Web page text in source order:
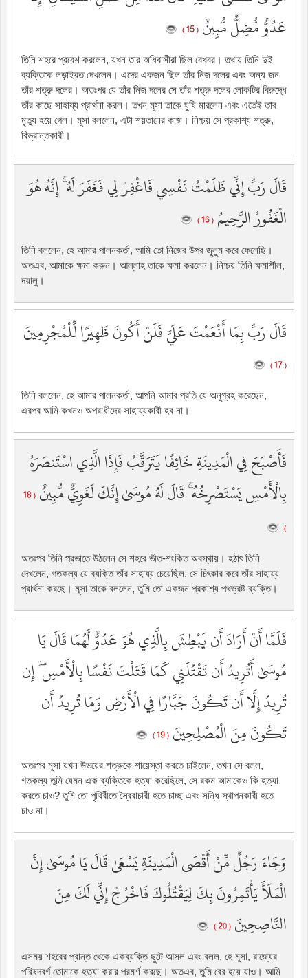
عَدُوٌّ مُّضِلٌّ مُّبِينٌ ( 15 )
তিনি শহরে প্রবেশ করলেন, যখন তার অধিবাসীরা ছিল বেখবর। তথায় তিনি দুই
ব্যক্তিকে লড়াইরত দেখলেন। এদের একজন ছিল তাঁর নিজ দলের এবং অন্য জন
তাঁর শত্রু দলের। অতঃপর যে তাঁর নিজ দলের সে তাঁর শত্রু দলের লোকটির বিরুদ্ধে
তাঁর কাছে সাহায্য প্রার্থনা করল। তখন মূসা তাকে ঘুষি মারলেন এবং এতেই তার
মৃত্যু হয়ে গেল। মূসা বললেন, এটা শয়তানের কাজ। নিশ্চয় সে প্রকাশ্য শত্রু,
বিভ্রান্তকারী।
قَالَ رَبِّ إِنِّي ظَلَمْتُ نَفْسِي فَاغْفِرْ لِي فَغَفَرَ لَهُ ۚ إِنَّهُ هُوَ
الْغَفُورُ الرَّحِيمُ ( 16 )
তিনি বললেন, হে আমার পালনকর্তা, আমি তো নিজের উপর জুলুম করে ফেলেছি।
অতএব, আমাকে ক্ষমা করুন। আল্লাহ তাকে ক্ষমা করলেন। নিশ্চয় তিনি ক্ষমাশীল,
দয়ালু।
قَالَ رَبِّ بِمَا أَنْعَمْتَ عَلَيَّ فَلَنْ أَكُونَ ظَهِيرًا لِّلْمُجْرِمِينَ
( 17 )
তিনি বললেন, হে আমার পালনকর্তা, আপনি আমার প্রতি যে অনুগ্রহ করেছেন,
এরপর আমি কখনও অপরাধীদের সাহায্যকারী হব না।
فَأَصْبَحَ فِي الْمَدِينَةِ خَائِفًا يَتَرَقَّبُ فَإِذَا الَّذِي اسْتَنصَرَهُ
بِالْأَمْسِ يَسْتَصْرِخُهُ ۚ قَالَ لَهُ مُوسَىٰ إِنَّكَ لَغَوِيٌّ مُّبِينٌ
( 18
)
অতঃপর তিনি প্রভাতে উঠলেন সে শহরে ভীত-শংকিত অবস্থায়। হঠাৎ তিনি
দেখলেন, গতকল্য যে ব্যক্তি তাঁর সাহায্য চেয়েছিল, সে চিৎকার করে তাঁর সাহায্য
প্রার্থনা করছে। মূসা তাকে বললেন, তুমি তো একজন প্রকাশ্য পথভ্রষ্ট ব্যক্তি।
فَلَمَّا أَنْ أَرَادَ أَن يَبْطِشَ بِالَّذِي هُوَ عَدُوٌّ لَّهُمَا قَالَ يَا
مُوسَىٰ أَتُرِيدُ أَن تَقْتُلَنِي كَمَا قَتَلْتَ نَفْسًا بِالْأَمْسِ ۖ إِن
تُرِيدُ إِلَّا أَن تَكُونَ جَبَّارًا فِي الْأَرْضِ وَمَا تُرِيدُ أَن
تَكُونَ مِنَ الْمُصْلِحِينَ ( 19 )
অতঃপর মূসা যখন উভয়ের শত্রুকে শায়েস্তা করতে চাইলেন, তখন সে বলল,
গতকল্য তুমি যেমন এক ব্যক্তিকে হত্যা করেছিলে, সে রকম আমাকেও কি হত্যা
করতে চাও? তুমি তো পৃথিবীতে স্বৈরাচারী হতে চাচ্ছ এবং সন্ধি স্থাপনকারী হতে
চাও না।
وَجَاءَ رَجُلٌ مِّنْ أَقْصَى الْمَدِينَةِ يَسْعَىٰ قَالَ يَا مُوسَىٰ إِنَّ
الْمَلَأَ يَأْتَمِرُونَ بِكَ لِيَقْتُلُوكَ فَاخْرُجْ إِنِّي لَكَ مِنَ
النَّاصِحِينَ ( 20 )
এসময় শহরের প্রান্ত থেকে একব্যক্তি ছুটে আসল এবং বলল, হে মূসা, রাজ্যের
পরিষদবর্গ তোমাকে হত্যা করার পরমর্শ করছে। অতএব, তুমি বের হয়ে যাও। আমি